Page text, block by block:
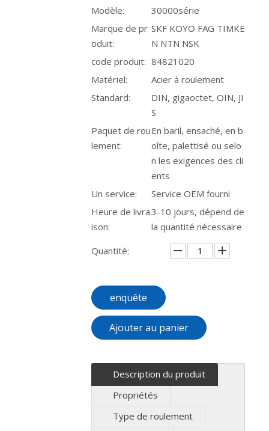
Modèle:
30000série
Marque de pr
oduit:
SKF KOYO FAG TIMKE
N NTN NSK
code produit: 84821020
Matériel:
Acier à roulement
Standard:
DIN, gigaoctet, OIN, JI
S
Paquet de rou
lement:
En baril, ensaché, en b
oîte, palettisé ou selo
n les exigences des cli
ents
Un service:
Service OEM fourni
Heure de livra
ison:
3-10 jours, dépend de
la quantité nécessaire
Quantité:
enquête
Ajouter au panier
Description du produit
Propriétés
Type de roulement